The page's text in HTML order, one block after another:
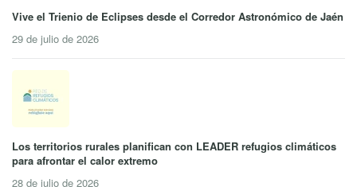
Vive el Trienio de Eclipses desde el Corredor Astronómico de Jaén
29 de julio de 2026
Los territorios rurales planifican con LEADER refugios climáticos
para afrontar el calor extremo
28 de julio de 2026